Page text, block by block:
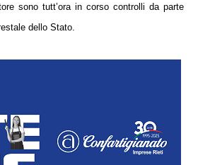
sono tutt’ora in corso controlli da parte
dello Stato.